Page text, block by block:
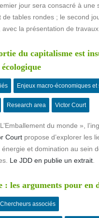
jour sera consacré à une
de tables rondes ; le second
la présentation de travaux.
du capitalisme est
Enjeux macro-économiques et
Research area Victor Court
du monde »,
Court propose d’explorer les
et domination au sein
Le JDD en publie un extrait
: les arguments pour en
Chercheurs associés